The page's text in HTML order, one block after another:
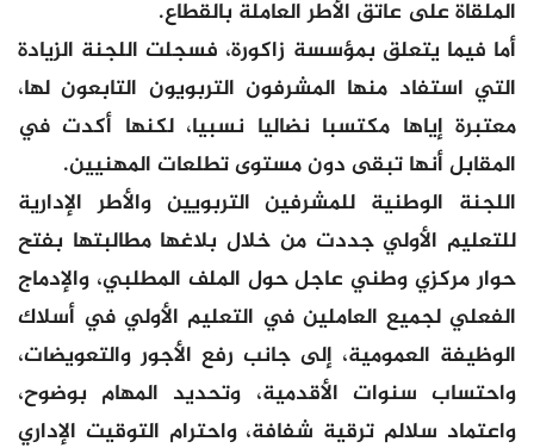
الملقاة على عاتق الأطر العاملة بالقطاع.
أما فيما يتعلق بمؤسسة زاكورة، فسجلت اللجنة الزيادة
التي استفاد منها المشرفون التربويون التابعون لها،
معتبرة إياها مكتسبا نضاليا نسبيا، لكنها أكدت في
المقابل أنها تبقى دون مستوى تطلعات المهنيين.
اللجنة الوطنية للمشرفين التربويين والأطر الإدارية
للتعليم الأولي جددت من خلال بلاغها مطالبتها بفتح
حوار مركزي وطني عاجل حول الملف المطلبي، والإدماج
الفعلي لجميع العاملين في التعليم الأولي في أسلاك
الوظيفة العمومية، إلى جانب رفع الأجور والتعويضات،
واحتساب سنوات الأقدمية، وتحديد المهام بوضوح،
واعتماد سلالم ترقية شفافة، واحترام التوقيت الإداري